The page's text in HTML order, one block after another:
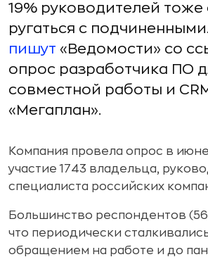
19% руководителей
ругаться с
пишут «Ведомости» со
опрос разработчика ПО
совместной работы и
«Мегаплан».
Компания провела опрос в
участие 1743 владельца,
специалиста российских
Большинство респондентов
что периодически
обращением на работе и до